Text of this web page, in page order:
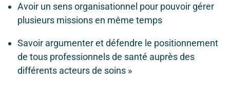
Avoir un sens organisationnel pour pouvoir gérer
plusieurs missions en même temps
Savoir argumenter et défendre le positionnement
de tous professionnels de santé auprès des
différents acteurs de soins »